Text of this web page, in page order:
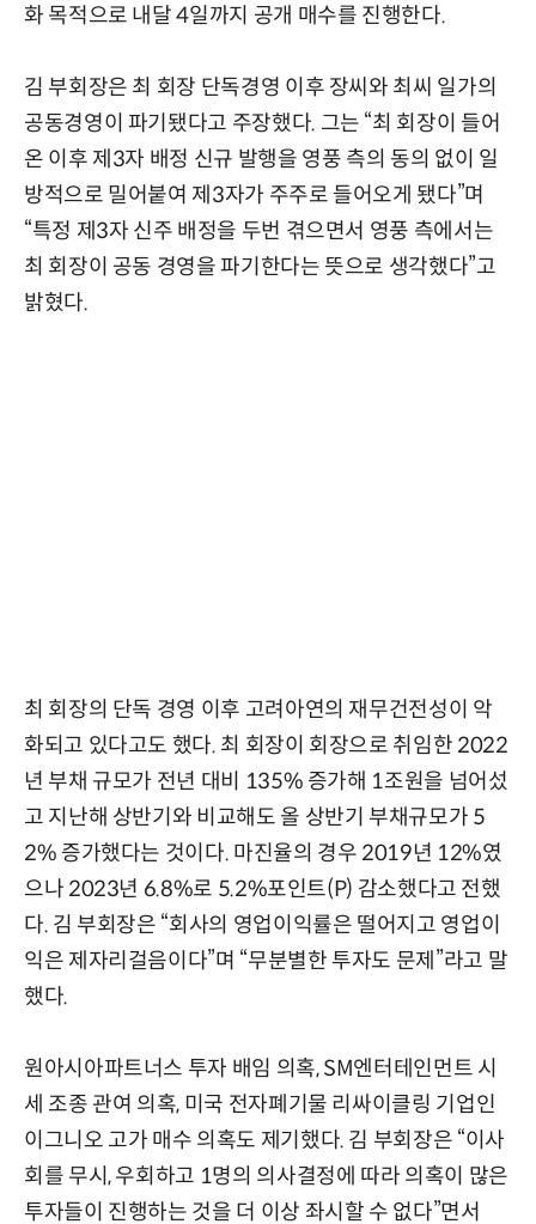
화 목적으로 내달 4일까지 공개 매수를 진행한다.
김 부회장은 최 회장 단독경영 이후 장씨와 최씨 일가의
공동경영이 파기됐다고 주장했다. 그는 “최 회장이 들어
온 이후 제3자 배정 신규 발행을 영풍 측의 동의 없이 일
방적으로 밀어붙여 제3자가 주주로 들어오게 됐다”며
“특정 제3자 신주 배정을 두번 겪으면서 영풍 측에서는
최 회장이 공동 경영을 파기한다는 뜻으로 생각했다”고
밝혔다.
최 회장의 단독 경영 이후 고려아연의 재무건전성이 악
화되고 있다고도 했다. 최 회장이 회장으로 취임한 2022
년 부채 규모가 전년 대비 135% 증가해 1조원을 넘어섰
고 지난해 상반기와 비교해도 올 상반기 부채규모가 5
2% 증가했다는 것이다. 마진율의 경우 2019년 12%였
으나 2023년 6.8%로 5.2%포인트(P) 감소했다고 전했
다. 김 부회장은 “회사의 영업이익률은 떨어지고 영업이
익은 제자리걸음이다”며 “무분별한 투자도 문제”라고 말
했다.
원아시아파트너스 투자 배임 의혹, SM엔터테인먼트 시
세 조종 관여 의혹, 미국 전자폐기물 리싸이클링 기업인
이그니오 고가 매수 의혹도 제기했다. 김 부회장은 “이사
회를 무시, 우회하고 1명의 의사결정에 따라 의혹이 많은
투자들이 진행하는 것을 더 이상 좌시할 수 없다”면서